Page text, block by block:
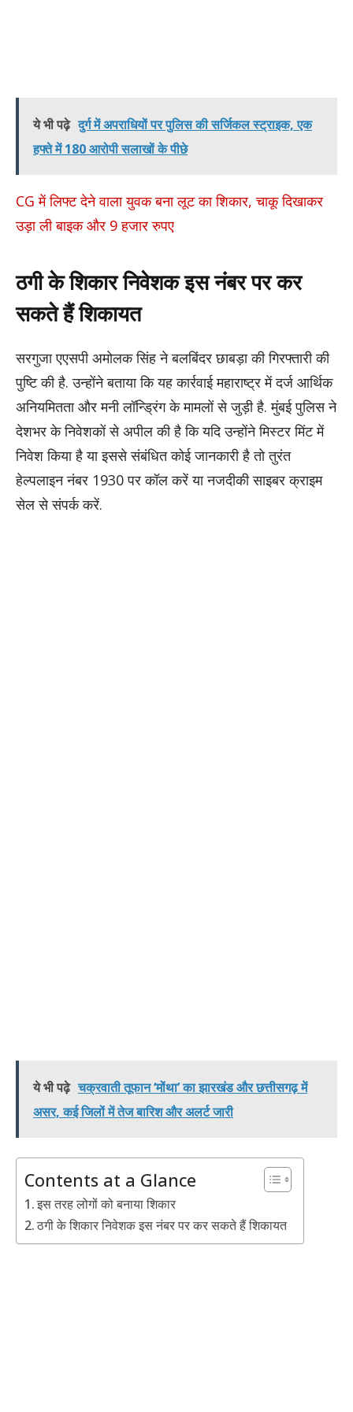
ये भी पढ़े दुर्ग में अपराधियों पर पुलिस की सर्जिकल स्ट्राइक, एक
हफ्ते में 180 आरोपी सलाखों के पीछे
CG में लिफ्ट देने वाला युवक बना लूट का शिकार, चाकू दिखाकर
उड़ा ली बाइक और 9 हजार रुपए
ठगी के शिकार निवेशक इस नंबर पर कर
सकते हैं शिकायत
सरगुजा एएसपी अमोलक सिंह ने बलबिंदर छाबड़ा की गिरफ्तारी की
पुष्टि की है. उन्होंने बताया कि यह कार्रवाई महाराष्ट्र में दर्ज आर्थिक
अनियमितता और मनी लॉन्ड्रिंग के मामलों से जुड़ी है. मुंबई पुलिस ने
देशभर के निवेशकों से अपील की है कि यदि उन्होंने मिस्टर मिंट में
निवेश किया है या इससे संबंधित कोई जानकारी है तो तुरंत
हेल्पलाइन नंबर 1930 पर कॉल करें या नजदीकी साइबर क्राइम
सेल से संपर्क करें.
ये भी पढ़े चक्रवाती तूफान ‘मोंथा’ का झारखंड और छत्तीसगढ़ में
असर, कई जिलों में तेज बारिश और अलर्ट जारी
Contents at a Glance
इस तरह लोगों को बनाया शिकार
ठगी के शिकार निवेशक इस नंबर पर कर सकते हैं शिकायत